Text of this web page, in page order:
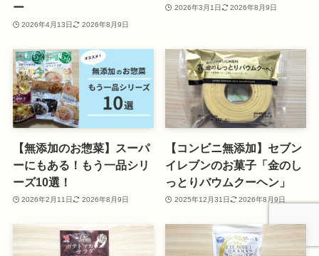
ー
2026年4月13日 2026年8月9日
2026年3月1日 2026年8月9日
【無添加のお惣菜】スーパ
ーにもある！もう一品シリ
ーズ10選！
2026年2月11日 2026年8月9日
【コンビニ無添加】セブン
イレブンのお菓子「金のし
っとりバウムクーヘン」
2025年12月31日 2026年8月9日